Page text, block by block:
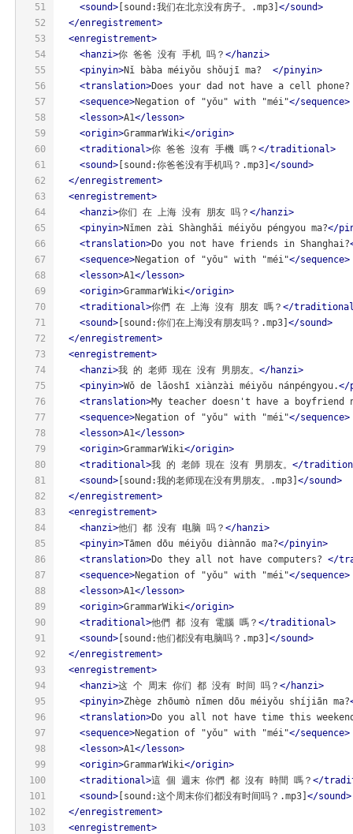
51
52
53
54
55
56
57
58
59
60
61
62
63
64
65
66
67
68
69
70
71
72
73
74
75
76
77
78
79
80
81
82
83
84
85
86
87
88
89
90
91
92
93
94
95
96
97
98
99
100
101
102
103
<sound> [sound:我们在北京没有房子。.mp3] </sound>
</enregistrement>
<enregistrement>
<hanzi>你 爸爸 没有 手机 吗？ </hanzi>
<pinyin>Nǐ bàba méiyǒu shǒujī ma? </pinyin>
<translation>Does your dad not have a cell
<sequence>Negation of "yǒu" with "méi"</sequence>
<lesson>A1</lesson>
<origin>GrammarWiki</origin>
<traditional>你 爸爸 沒有 手機 嗎？ </traditional>
<sound> [sound:你爸爸没有手机吗？.mp3] </sound>
</enregistrement>
<enregistrement>
<hanzi>你们 在 上海 没有 朋友 吗？ </hanzi>
<pinyin>Nǐmen zài Shànghǎi méiyǒu péngyou ma?</
<translation>Do you not have friends in Shanghai?
<sequence>Negation of "yǒu" with "méi"</sequence>
<lesson>A1</lesson>
<origin>GrammarWiki</origin>
<traditional>你們 在 上海 沒有 朋友 嗎？ </
<sound> [sound:你们在上海没有朋友吗？.mp3] </sound>
</enregistrement>
<enregistrement>
<hanzi>我 的 老师 现在 没有 男朋友。 </hanzi>
<pinyin>Wǒ de lǎoshī xiànzài méiyǒu nánpéngyou.</
<translation>My teacher doesn't have a boyfriend
<sequence>Negation of "yǒu" with "méi"</sequence>
<lesson>A1</lesson>
<origin>GrammarWiki</origin>
<traditional>我 的 老師 現在 沒有 男朋友。 </
<sound> [sound:我的老师现在没有男朋友。.mp3] </sound>
</enregistrement>
<enregistrement>
<hanzi>他们 都 没有 电脑 吗？ </hanzi>
<pinyin>Tāmen dōu méiyǒu diànnǎo ma?</pinyin>
<translation>Do they all not have computers? </
<sequence>Negation of "yǒu" with "méi"</sequence>
<lesson>A1</lesson>
<origin>GrammarWiki</origin>
<traditional>他們 都 沒有 電腦 嗎？ </traditional>
<sound> [sound:他们都没有电脑吗？.mp3] </sound>
</enregistrement>
<enregistrement>
<hanzi>这 个 周末 你们 都 没有 时间 吗？ </hanzi>
<pinyin>Zhège zhōumò nǐmen dōu méiyǒu shíjiān ma?
<translation>Do you all not have time this
<sequence>Negation of "yǒu" with "méi"</sequence>
<lesson>A1</lesson>
<origin>GrammarWiki</origin>
<traditional>這 個 週末 你們 都 沒有 時間 嗎？ </
<sound> [sound:这个周末你们都没有时间吗？.mp3] </sound>
</enregistrement>
<enregistrement>